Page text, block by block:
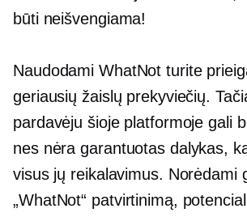
būti neišvengiama!
Naudodami WhatNot turite
geriausių žaislų prekyviečių.
pardavėju šioje platformoje gali
nes nėra garantuotas dalykas,
visus jų reikalavimus. Norėdami
„WhatNot“ patvirtinimą,